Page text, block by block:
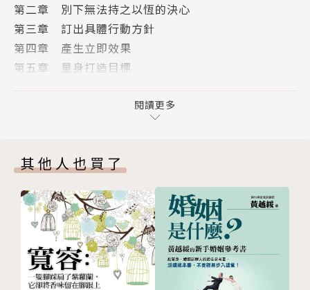
一次最多只下兩個決心
想要的結果必須令人熱血沸騰
目標必須簡單容易
根據個人狀況量身打造目標
步驟明確，而且要能衡量
從終結雜亂、提升溝通效率、精準花費、建立好關係、
到均衡節食、達成健身、改善睡眠，心所嚮往的每個目
標，都有逐步達成的路徑，全方位做到改變。
從毫不費力的微行動開始， 你可以過一個不再後悔的
人生！
作者簡介
第二章 別下無法持之以恆的決心
第三章 訂出具體行動方針
第四章 產生立即效果
第五章 量身打造目標
第八章 不斷練習才能生根
Part 2 微決心行動
第十一章 規律的健身習慣
第十二章 節食與營養並存
第十三章 消除雜亂
第十四章 改善人際關係
第十五章 養成精準花費
閱讀更多
其他人也買了